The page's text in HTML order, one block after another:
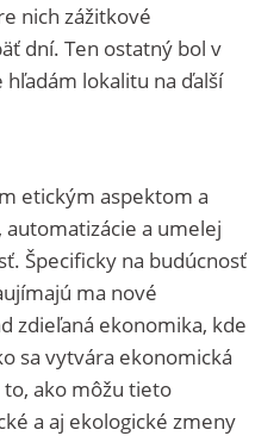
nich zážitkové
dní. Ten ostatný bol v
lokalitu na ďalší
etickým aspektom a
a umelej
Špecificky na budúcnosť
ma nové
zdieľaná ekonomika, kde
sa vytvára ekonomická
ako môžu tieto
a aj ekologické zmeny